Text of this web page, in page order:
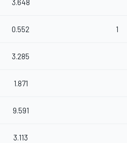
3.648
0.552 1
3.285
1.871
9.591
3.113